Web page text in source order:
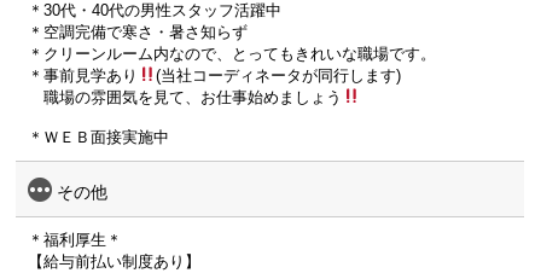
＊30代・40代の男性スタッフ活躍中
＊空調完備で寒さ・暑さ知らず
＊クリーンルーム内なので、とってもきれいな職場です。
＊事前見学あり
(当社コーディネータが同行します)
職場の雰囲気を見て、お仕事始めましょう
＊ＷＥＢ面接実施中
その他
＊福利厚生＊
【給与前払い制度あり】